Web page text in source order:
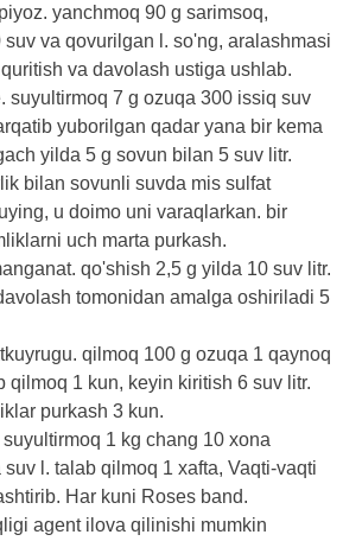
yanchmoq 90 g sarimsoq,
suv va qovurilgan l. so'ng, aralashmasi
va davolash ustiga ushlab.
suyultirmoq 7 g ozuqa 300 issiq suv
yuborilgan qadar yana bir kema
yilda 5 g sovun bilan 5 suv litr.
bilan sovunli suvda mis sulfat
u doimo uni varaqlarkan. bir
uch marta purkash.
qo'shish 2,5 g yilda 10 suv litr.
tomonidan amalga oshiriladi 5
qilmoq 100 g ozuqa 1 qaynoq
qilmoq 1 kun, keyin kiritish 6 suv litr.
purkash 3 kun.
1 kg chang 10 xona
suv l. talab qilmoq 1 xafta, Vaqti-vaqti
Har kuni Roses band.
agent ilova qilinishi mumkin